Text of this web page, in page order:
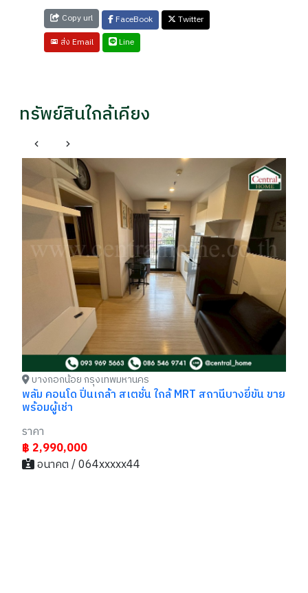
Copy url FaceBook
Twitter
ส่ง Email
Line
ทรัพย์สินใกล้เคียง
บางกอกน้อย กรุงเทพมหานคร
พลัม คอนโด ปิ่นเกล้า สเตชั่น ใกล้ MRT สถานีบางยี่ขัน ขาย
พร้อมผู้เช่า
ราคา
฿ 2,990,000
อนาคต / 064xxxxx44